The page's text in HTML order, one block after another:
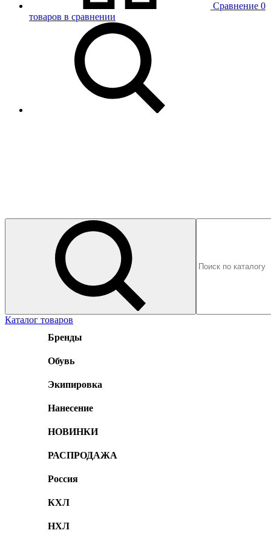
Сравнение 0
товаров в сравнении
Каталог товаров
Бренды
Обувь
Экипировка
Нанесение
НОВИНКИ
РАСПРОДАЖА
Россия
КХЛ
НХЛ